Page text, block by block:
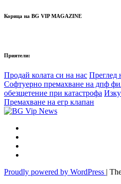
Корица на BG VIP MAGAZINE
Приятели:
Продай колата си на нас Преглед
Софтуерно премахване на дпф
обезщетение при катастрофа
Премахване на егр клапан
Proudly powered by WordPress